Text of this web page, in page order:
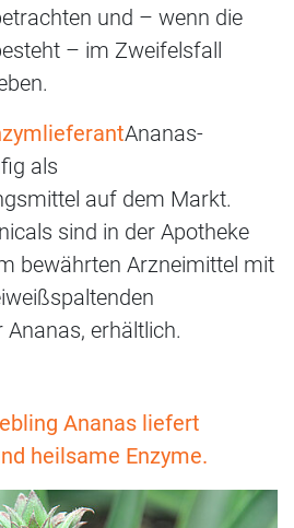
und – wenn die
– im Zweifelsfall
Ananas-
als
auf dem Markt.
sind in der Apotheke
bewährten Arzneimittel mit
erhältlich.
Ananas liefert
heilsame Enzyme.